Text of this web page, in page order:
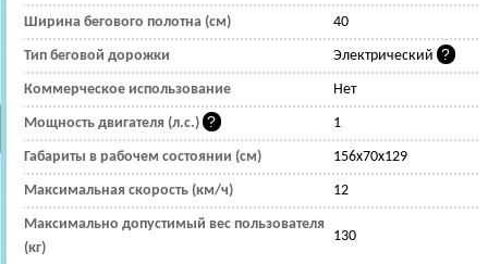
Ширина бегового полотна (см) 40
Тип беговой дорожки Электрический
Коммерческое использование Нет
Мощность двигателя (л.с.) 1
Габариты в рабочем состоянии (см) 156х70х129
Максимальная скорость (км/ч) 12
Максимально допустимый вес пользователя
(кг)
130